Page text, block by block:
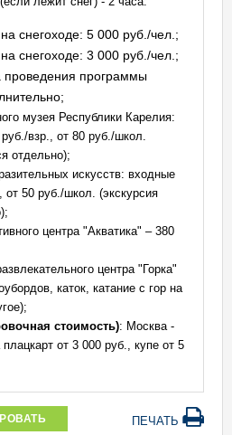
снегоходе: 5 000 руб./чел.;
снегоходе: 3 000 руб./чел.;
программы
музея Республики Карелия:
взр., от 80 руб./школ.
отдельно);
искусств: входные
от 50 руб./школ. (экскурсия
центра "Акватика" – 380
центра "Горка"
каток, катание с гор на
стоимость): Москва -
от 3 000 руб., купе от 5
ПЕЧАТЬ